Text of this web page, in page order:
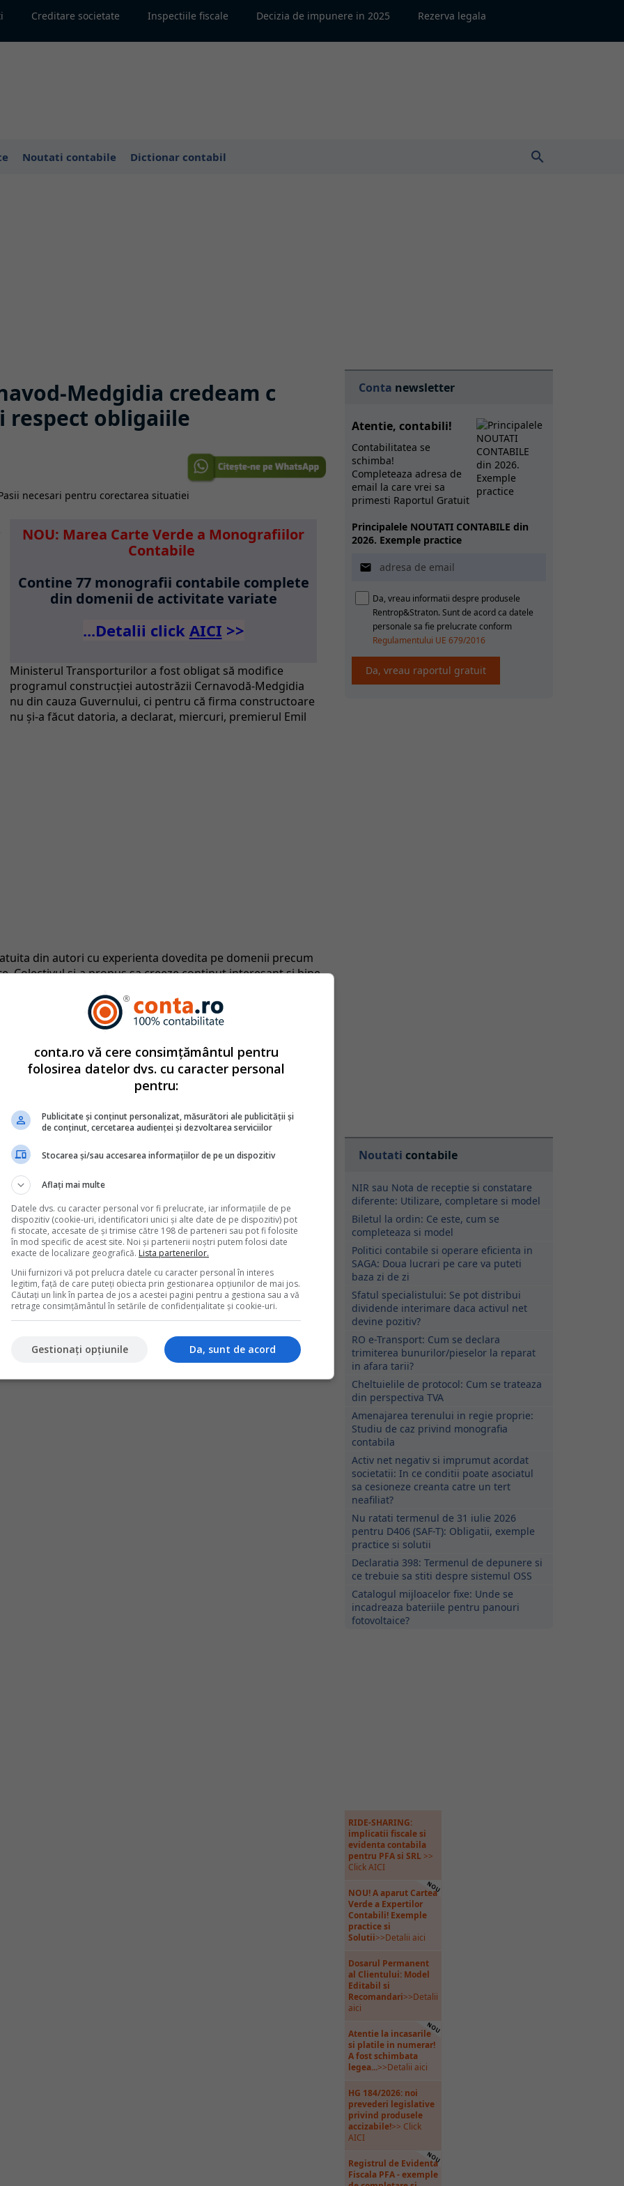
Creditare societate Inspectiile fiscale Decizia de impunere in 2025 Rezerva legala
Noutati contabile Dictionar contabil search
Medgidia credeam c
respect obligaiile
NOU: Marea Carte Verde a Monografiilor
Contabile
Contine 77 monografii contabile complete
din domenii de activitate variate
...Detalii click AICI >>
Ministerul Transporturilor a fost obligat să modifice
programul construcţiei autostrăzii Cernavodă-Medgidia
nu din cauza Guvernului, ci pentru că firma constructoare
nu şi-a făcut datoria, a declarat, miercuri, premierul Emil
din autori cu experienta dovedita pe domenii precum
Colectivul si-a propus sa creeze continut interesant si bine
Va oferim solutii utile pentru orice dilema legislativa cu
contabile complete
inregistreaza cesiunea facturilor catre banca
de firme pentru a-si finanta rapid activitatea, cesionand facturile
in schimbul unei finantari imediate. De multe ori, in practica,
cand se scoate factura din contul 4111 - la data cererii de
dobanda si comisionul retinute de banca? Cum poti
- vanzarea bijuteriilor de aur
inregistrari contabile specifice, care difera in functie de
- rambursare, prelungire sau abandon al bunului - dar si in
patrimoniul casei de amanet. Prezenta monografie acopera
vanzarea ca deseuri.Monografie contabila operatiuni casa de
Conta newsletter
Atentie, contabili!
Contabilitatea se
schimba!
Completeaza adresa de
email la care vrei sa
primesti Raportul Gratuit
Principalele NOUTATI CONTABILE din
2026. Exemple practice

Da, vreau informatii despre produsele
Rentrop&Straton. Sunt de acord ca datele
personale sa fie prelucrate conform
Regulamentului UE 679/2016
Noutati contabile
NIR sau Nota de receptie si constatare
diferente: Utilizare, completare si model
Biletul la ordin: Ce este, cum se
completeaza si model
Politici contabile si operare eficienta in
SAGA: Doua lucrari pe care va puteti
baza zi de zi
Sfatul specialistului: Se pot distribui
dividende interimare daca activul net
devine pozitiv?
RO e-Transport: Cum se declara
trimiterea bunurilor/pieselor la reparat
in afara tarii?
Cheltuielile de protocol: Cum se trateaza
din perspectiva TVA
Amenajarea terenului in regie proprie:
Studiu de caz privind monografia
contabila
Activ net negativ si imprumut acordat
societatii: In ce conditii poate asociatul
sa cesioneze creanta catre un tert
neafiliat?
Nu ratati termenul de 31 iulie 2026
pentru D406 (SAF-T): Obligatii, exemple
practice si solutii
Declaratia 398: Termenul de depunere si
ce trebuie sa stiti despre sistemul OSS
Catalogul mijloacelor fixe: Unde se
incadreaza bateriile pentru panouri
fotovoltaice?
RIDE-SHARING:
implicatii fiscale si
evidenta contabila
pentru PFA si SRL>>
Click AICI
NOU! A aparut Cartea
Verde a Expertilor
Contabili! Exemple
practice si
Solutii>>Detalii aici
Dosarul Permanent
al Clientului: Model
Editabil si
Recomandari>>Detalii
aici
Atentie la incasarile
si platile in numerar!
A fost schimbata
legea...>>Detalii aici
HG 184/2026: noi
prevederi legislative
privind produsele
accizabile!>> Click
AICI
Registrul de Evidenta
Fiscala PFA - exemple
conta.ro vă cere consimțământul pentru
folosirea datelor dvs. cu caracter personal
pentru:
Publicitate și conținut personalizat, măsurători ale publicității și
de conținut, cercetarea audienței și dezvoltarea serviciilor
Stocarea și/sau accesarea informațiilor de pe un dispozitiv
Aflați mai multe
Datele dvs. cu caracter personal vor fi prelucrate, iar informațiile de pe
dispozitiv (cookie-uri, identificatori unici și alte date de pe dispozitiv) pot
fi stocate, accesate de și trimise către 198 de parteneri sau pot fi folosite
în mod specific de acest site. Noi și partenerii noștri putem folosi date
exacte de localizare geografică. Lista partenerilor.
Unii furnizori vă pot prelucra datele cu caracter personal în interes
legitim, față de care puteți obiecta prin gestionarea opțiunilor de mai jos.
Căutați un link în partea de jos a acestei pagini pentru a gestiona sau a vă
retrage consimțământul în setările de confidențialitate și cookie-uri.
Da, sunt de acord
Gestionați opțiunile